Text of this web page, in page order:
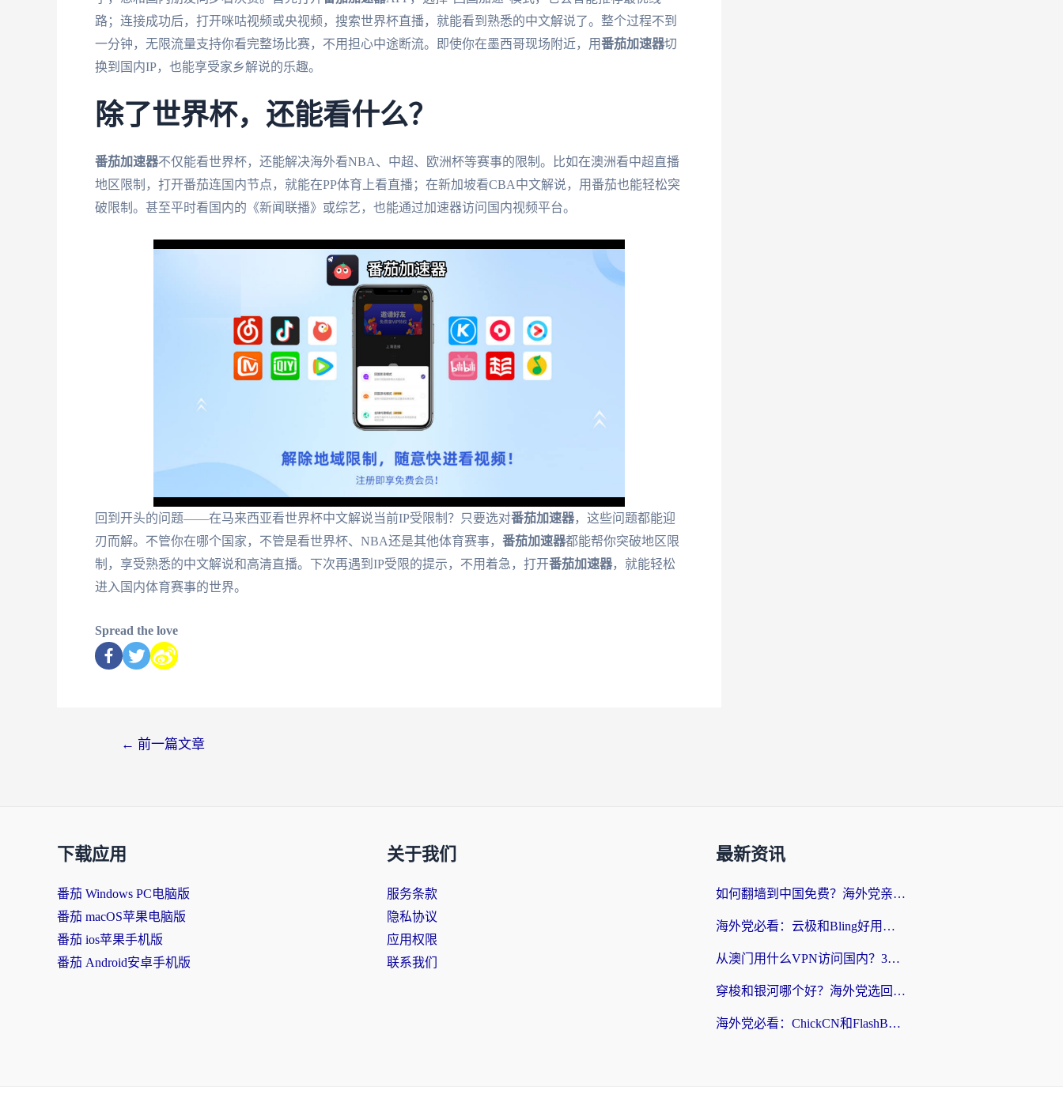
路；连接成功后，打开咪咕视频或央视频，搜索世界杯直播，就能看到熟悉的中文解说了。整个过程不到
一分钟，无限流量支持你看完整场比赛，不用担心中途断流。即使你在墨西哥现场附近，用番茄加速器切
换到国内IP，也能享受家乡解说的乐趣。
除了世界杯，还能看什么？
番茄加速器不仅能看世界杯，还能解决海外看NBA、中超、欧洲杯等赛事的限制。比如在澳洲看中超直播
地区限制，打开番茄连国内节点，就能在PP体育上看直播；在新加坡看CBA中文解说，用番茄也能轻松突
破限制。甚至平时看国内的《新闻联播》或综艺，也能通过加速器访问国内视频平台。
回到开头的问题——在马来西亚看世界杯中文解说当前IP受限制？只要选对番茄加速器，这些问题都能迎
刃而解。不管你在哪个国家，不管是看世界杯、NBA还是其他体育赛事， 番茄加速器都能帮你突破地区限
制，享受熟悉的中文解说和高清直播。下次再遇到IP受限的提示，不用着急，打开番茄加速器，就能轻松
进入国内体育赛事的世界。
Spread the love
← 前一篇文章
下载应用
番茄 Windows PC电脑版
番茄 macOS苹果电脑版
番茄 ios苹果手机版
番茄 Android安卓手机版
关于我们
服务条款
隐私协议
应用权限
联系我们
最新资讯
如何翻墙到中国免费？海外党亲测：从踩坑到选对加速器的全攻略
海外党必看：云极和Bling好用吗？3分钟教你选对回国加速器
从澳门用什么VPN访问国内？3个实用标准帮你避开坑，无缝刷剧听歌
穿梭和银河哪个好？海外党选回国加速器的避坑指南，附番茄加速器实测体验
海外党必看：ChickCN和FlashBack好用吗？3招教你选对回国加速器（附云极、HomeCN、斧牛vs艾果对比）